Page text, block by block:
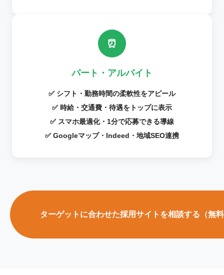
⏰
パート・アルバイト
✅ シフト・勤務時間の柔軟性をアピール
✅ 時給・交通費・待遇をトップに表示
✅ スマホ最適化・1分で応募できる導線
✅ Googleマップ・Indeed・地域SEO連携
ターゲットに合わせた採用サイトを相談する（無